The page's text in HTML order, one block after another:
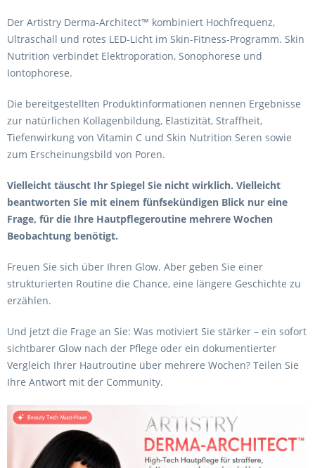
Der Artistry Derma-Architect™ kombiniert Hochfrequenz,
Ultraschall und rotes LED-Licht im Skin-Fitness-Programm. Skin
Nutrition verbindet Elektroporation, Sonophorese und
Iontophorese.
Die bereitgestellten Produktinformationen nennen Ergebnisse
zur natürlichen Kollagenbildung, Elastizität, Straffheit,
Tiefenwirkung von Vitamin C und Skin Nutrition Seren sowie
zum Erscheinungsbild von Poren.
Vielleicht täuscht Ihr Spiegel Sie nicht wirklich. Vielleicht
beantworten Sie mit einem fünfsekündigen Blick nur eine
Frage, für die Ihre Hautpflegeroutine mehrere Wochen
Beobachtung benötigt.
Freuen Sie sich über Ihren Glow. Aber geben Sie einer
strukturierten Routine die Chance, eine längere Geschichte zu
erzählen.
Und jetzt die Frage an Sie: Was motiviert Sie stärker – ein sofort
sichtbarer Glow nach der Pflege oder ein dokumentierter
Vergleich Ihrer Hautroutine über mehrere Wochen? Teilen Sie
Ihre Antwort mit der Community.